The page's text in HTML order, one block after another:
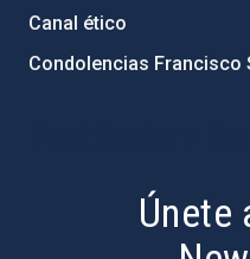
Canal ético
Condolencias Francisco
Únete